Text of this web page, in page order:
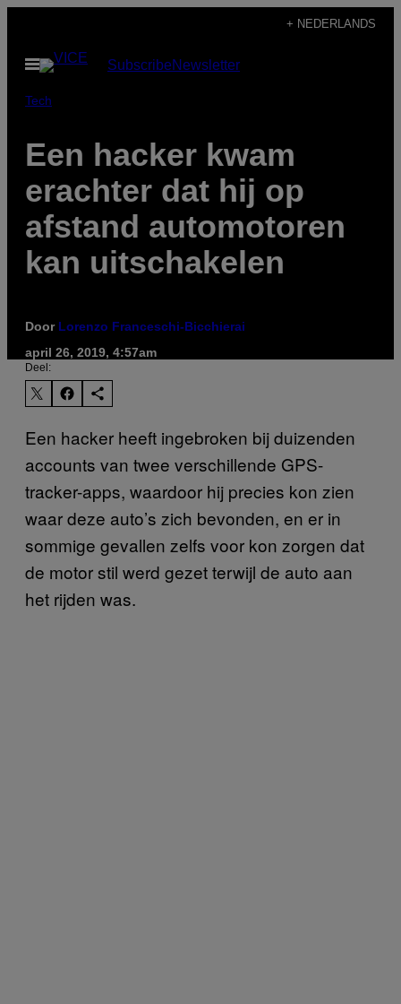
de
inhoud
+ NEDERLANDS
Open
menu
SubscribeNewsletter
Tech
Een hacker kwam
erachter dat hij op
afstand automotoren
kan uitschakelen
Door Lorenzo Franceschi-Bicchierai
april 26, 2019, 4:57am
Deel:
Een hacker heeft ingebroken bij duizenden
accounts van twee verschillende GPS-
tracker-apps, waardoor hij precies kon zien
waar deze auto’s zich bevonden, en er in
sommige gevallen zelfs voor kon zorgen dat
de motor stil werd gezet terwijl de auto aan
het rijden was.